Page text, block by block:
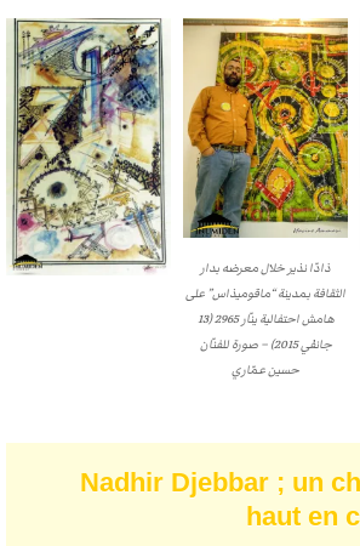
ذادّا نذير خلال معرضه بدار
الثقافة بمدينة “ماقوميذاس” على
هامش احتفالية ينّار 2965 (13
جانفي 2015) – صورة للفنّان
حسين عمّاري
Nadhir Djebbar ; un
haut en